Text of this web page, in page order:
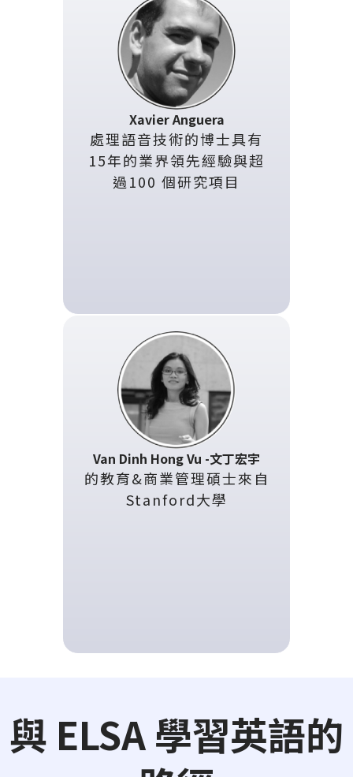
Xavier Anguera
處理語音技術的博士具有
15年的業界領先經驗與超
過100 個研究項目
Van Dinh Hong Vu -文丁宏宇
的教育&商業管理碩士來自
Stanford大學
與 ELSA 學習英語的